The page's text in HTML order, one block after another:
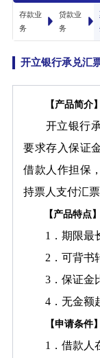
存款业
务
贷款业
务
开立银行承兑汇
【产品简介】
开立银行承
要求存入保证
借款人作担保
持票人支付汇
【产品特点】
1．期限最长
2．可背书转
3．保证金比
4．无金额起
【申请条件】
1．借款人在